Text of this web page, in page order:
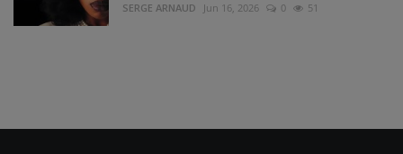
SERGE ARNAUD Jun 16, 2026 0 51